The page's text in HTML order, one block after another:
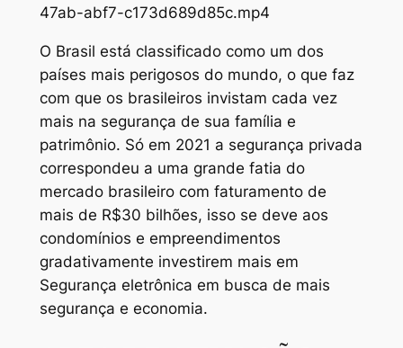
47ab-abf7-c173d689d85c.mp4
O Brasil está classificado como um dos
países mais perigosos do mundo, o que faz
com que os brasileiros invistam cada vez
mais na segurança de sua família e
patrimônio. Só em 2021 a segurança privada
correspondeu a uma grande fatia do
mercado brasileiro com faturamento de
mais de R$30 bilhões, isso se deve aos
condomínios e empreendimentos
gradativamente investirem mais em
Segurança eletrônica em busca de mais
segurança e economia.